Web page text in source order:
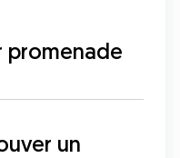
promenade
un